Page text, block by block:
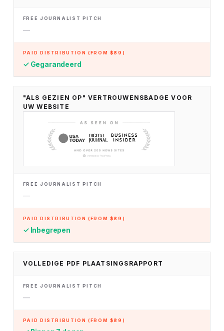
—
✓ Gegarandeerd
"ALS GEZIEN OP" VERTROUWENSBADGE VOOR
UW WEBSITE
—
✓ Inbegrepen
VOLLEDIGE PDF PLAATSINGSRAPPORT
—